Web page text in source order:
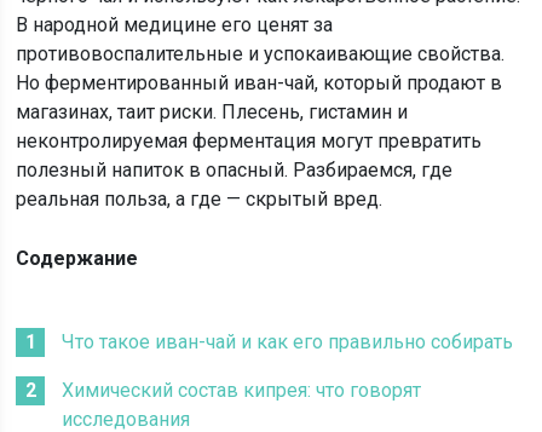
В народной медицине его ценят за
противовоспалительные и успокаивающие свойства.
Но ферментированный иван-чай, который продают в
магазинах, таит риски. Плесень, гистамин и
неконтролируемая ферментация могут превратить
полезный напиток в опасный. Разбираемся, где
реальная польза, а где — скрытый вред.
Содержание
Что такое иван-чай и как его правильно собирать
Химический состав кипрея: что говорят
исследования